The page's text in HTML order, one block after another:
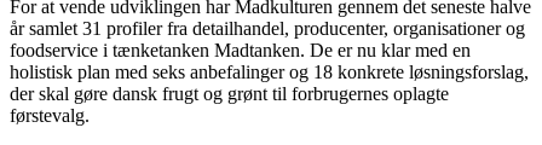
For at vende udviklingen har Madkulturen gennem det seneste halve
år samlet 31 profiler fra detailhandel, producenter, organisationer og
foodservice i tænketanken Madtanken. De er nu klar med en
holistisk plan med seks anbefalinger og 18 konkrete løsningsforslag,
der skal gøre dansk frugt og grønt til forbrugernes oplagte
førstevalg.